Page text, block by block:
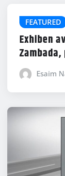
FEATURED
Exhiben
Esaim